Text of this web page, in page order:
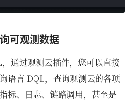
可观测数据
通过观测云插件，您可以直接
语言 DQL，查询观测云的各项
标、日志、链路调用，甚至是